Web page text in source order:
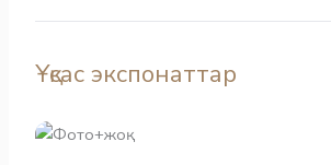
Ұқсас экспонаттар